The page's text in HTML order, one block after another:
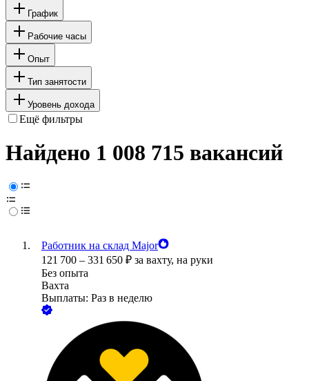
График
Рабочие часы
Опыт
Тип занятости
Уровень дохода
Ещё фильтры
Найдено 1 008 715 вакансий
Работник на склад Major
121 700 – 331 650 ₽ за вахту, на руки
Без опыта
Вахта
Выплаты: Раз в неделю